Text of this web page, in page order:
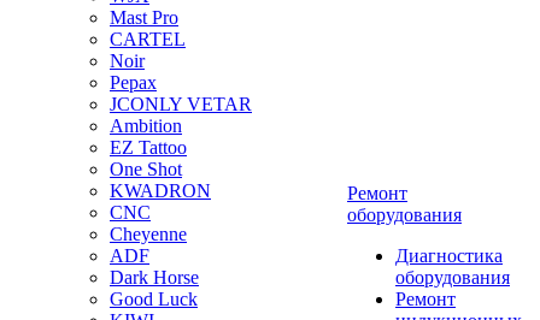
Mast Pro
CARTEL
Noir
Pepax
JCONLY VETAR
Ambition
EZ Tattoo
One Shot
KWADRON
CNC
Cheyenne
ADF
Dark Horse
Good Luck
Ремонт
оборудования
Диагностика
оборудования
Ремонт